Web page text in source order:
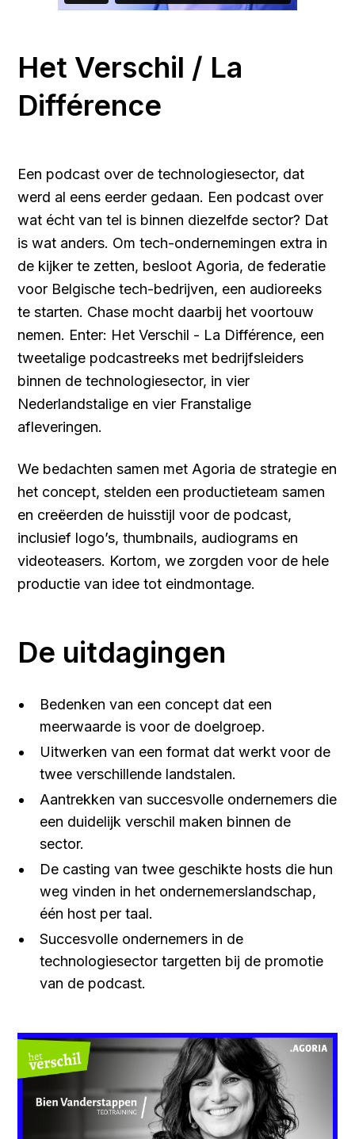
Het Verschil / La
Différence
Een podcast over de technologiesector, dat
werd al eens eerder gedaan. Een podcast over
wat écht van tel is binnen diezelfde sector? Dat
is wat anders. Om tech-ondernemingen extra in
de kijker te zetten, besloot Agoria, de federatie
voor Belgische tech-bedrijven, een audioreeks
te starten. Chase mocht daarbij het voortouw
nemen. Enter: Het Verschil - La Différence, een
tweetalige podcastreeks met bedrijfsleiders
binnen de technologiesector, in vier
Nederlandstalige en vier Franstalige
afleveringen.
We bedachten samen met Agoria de strategie en
het concept, stelden een productieteam samen
en creëerden de huisstijl voor de podcast,
inclusief logo’s, thumbnails, audiograms en
videoteasers. Kortom, we zorgden voor de hele
productie van idee tot eindmontage.
De uitdagingen
Bedenken van een concept dat een
meerwaarde is voor de doelgroep.
Uitwerken van een format dat werkt voor de
twee verschillende landstalen.
Aantrekken van succesvolle ondernemers die
een duidelijk verschil maken binnen de
sector.
De casting van twee geschikte hosts die hun
weg vinden in het ondernemerslandschap,
één host per taal.
Succesvolle ondernemers in de
technologiesector targetten bij de promotie
van de podcast.